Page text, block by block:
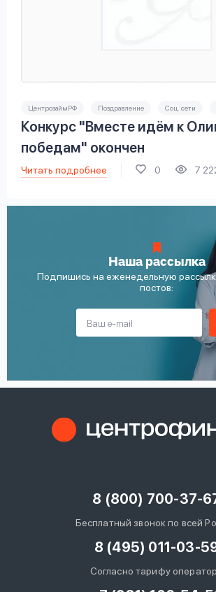
ЦентрозаймРФ Поздравление Соц. сети
Конкурс "Вместе идём к
победам" окончен
Читать подробнее 0 7
Наша рассылка
Подпишись на еженедельную
постов:
8 (800) 700-37-
Бесплатный звонок по всей
8 (495) 011-03-
Согласно тарифу